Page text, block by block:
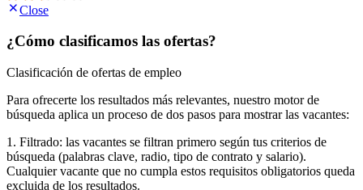
Close
¿Cómo clasificamos las ofertas?
Clasificación de ofertas de empleo
Para ofrecerte los resultados más relevantes, nuestro motor de
búsqueda aplica un proceso de dos pasos para mostrar las vacantes:
1. Filtrado: las vacantes se filtran primero según tus criterios de
búsqueda (palabras clave, radio, tipo de contrato y salario).
Cualquier vacante que no cumpla estos requisitos obligatorios queda
excluida de los resultados.